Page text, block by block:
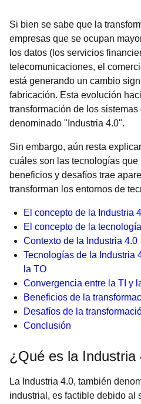
Si bien se sabe que la
empresas que se ocupan
los datos (los servicios
telecomunicaciones, el
está generando un cambio
fabricación. Esta evolución
transformación de los
denominado "Industria 4.0".
Sin embargo, aún resta
cuáles son las tecnologías
beneficios y desafíos trae
transforman los entornos de
El concepto de la Industria
El concepto de la
Contexto de la Industria 4.0
Tecnologías de la Industria
la TO
Convergencia entre la TI y
Beneficios de la
Desafíos de la
Conclusión
¿Qué es la Industria
La Industria 4.0, también
industrial, es factible debido al